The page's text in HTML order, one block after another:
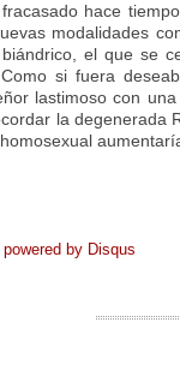
hace
modalidades
el que se
si fuera
lastimoso con
la degenerada
by Disqus